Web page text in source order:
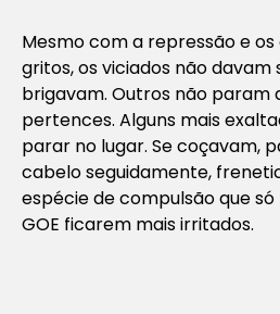
Mesmo com a repressão e
gritos, os viciados não davam
brigavam. Outros não param
pertences. Alguns mais
parar no lugar. Se coçavam,
cabelo seguidamente,
espécie de compulsão que
GOE ficarem mais irritados.